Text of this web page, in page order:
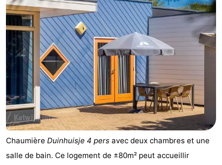
Chaumière Duinhuisje 4 pers avec deux chambres et une
salle de bain. Ce logement de ±80m² peut accueillir